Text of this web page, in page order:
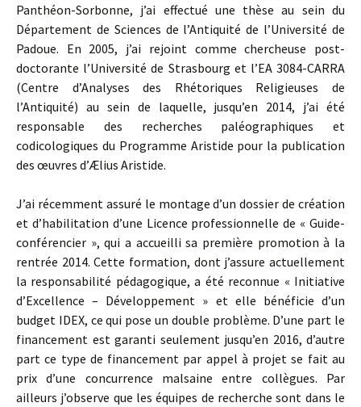
Panthéon-Sorbonne, j’ai effectué une thèse au sein du
Département de Sciences de l’Antiquité de l’Université de
Padoue. En 2005, j’ai rejoint comme chercheuse post-
doctorante l’Université de Strasbourg et l’EA 3084-CARRA
(Centre d’Analyses des Rhétoriques Religieuses de
l’Antiquité) au sein de laquelle, jusqu’en 2014, j’ai été
responsable des recherches paléographiques et
codicologiques du Programme Aristide pour la publication
des œuvres d’Ælius Aristide.
J’ai récemment assuré le montage d’un dossier de création
et d’habilitation d’une Licence professionnelle de « Guide-
conférencier », qui a accueilli sa première promotion à la
rentrée 2014. Cette formation, dont j’assure actuellement
la responsabilité pédagogique, a été reconnue « Initiative
d’Excellence – Développement » et elle bénéficie d’un
budget IDEX, ce qui pose un double problème. D’une part le
financement est garanti seulement jusqu’en 2016, d’autre
part ce type de financement par appel à projet se fait au
prix d’une concurrence malsaine entre collègues. Par
ailleurs j’observe que les équipes de recherche sont dans le